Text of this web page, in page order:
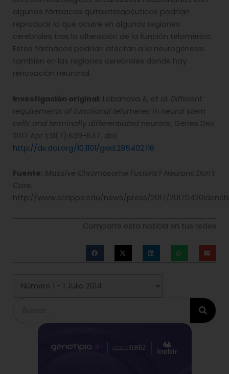
algunos fármacos quimioterapéuticos podrían
reproducir lo que ocurre en algunas regiones
cerebrales tras la alteración de la función telomérica.
Estos fármacos podrían afectan a la neurogénesis
también en las regiones cerebrales donde hay
renovación neuronal.
Investigación original: Lobanova A, et al. Different
requirements of functional telomeres in neural stem
cells and terminally differentiated neurons. Genes Dev.
2017 Apr 1;31(7):639-647. doi:
http://dx.doi.org/10.1101/gad.295402.116
Fuente: Massive Chromosome Fusions? Neurons Don’t
Care.
http://www.scripps.edu/news/press/2017/
Comparte esta noticia en tus redes